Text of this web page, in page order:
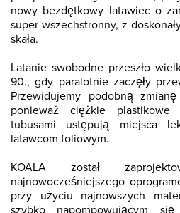
nowy bezdętkowy latawiec o
super wszechstronny, z
skała.
Latanie swobodne przeszło
90., gdy paralotnie zaczęły
Przewidujemy podobną
ponieważ ciężkie plastikowe
tubusami ustępują miejsca
latawcom foliowym.
KOALA został
najnowocześniejszego
przy użyciu najnowszych